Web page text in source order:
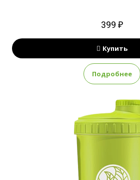
399 ₽
Купить
Подробнее